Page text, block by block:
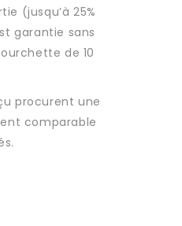
(jusqu’à 25%
garantie sans
de 10
procurent une
comparable